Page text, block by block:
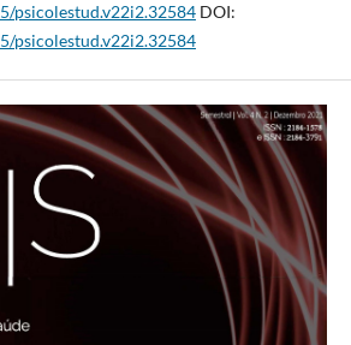
psicolestud.v22i2.32584DOI:
psicolestud.v22i2.32584